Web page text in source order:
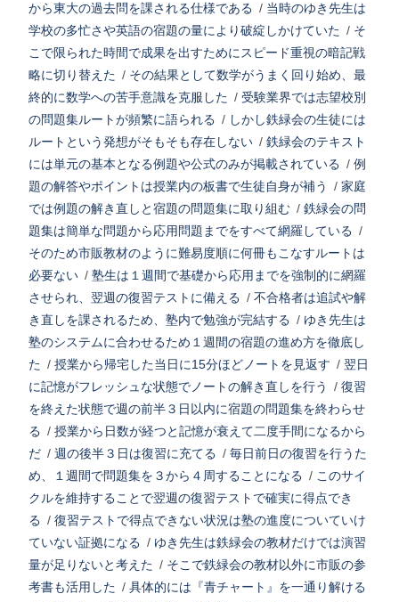
から東大の過去問を課される仕様である / 当時のゆき先生は
学校の多忙さや英語の宿題の量により破綻しかけていた / そ
こで限られた時間で成果を出すためにスピード重視の暗記戦
略に切り替えた / その結果として数学がうまく回り始め、最
終的に数学への苦手意識を克服した / 受験業界では志望校別
の問題集ルートが頻繁に語られる / しかし鉄緑会の生徒には
ルートという発想がそもそも存在しない / 鉄緑会のテキスト
には単元の基本となる例題や公式のみが掲載されている / 例
題の解答やポイントは授業内の板書で生徒自身が補う
/ 家庭
では例題の解き直しと宿題の問題集に取り組む / 鉄緑会の問
題集は簡単な問題から応用問題までをすべて網羅している /
そのため市販教材のように難易度順に何冊もこなすルートは
必要ない / 塾生は１週間で基礎から応用までを強制的に網羅
させられ、翌週の復習テストに備える / 不合格者は追試や解
き直しを課されるため、塾内で勉強が完結する / ゆき先生は
塾のシステムに合わせるため１週間の宿題の進め方を徹底し
た / 授業から帰宅した当日に15分ほどノートを見返す / 翌日
に記憶がフレッシュな状態でノートの解き直しを行う
/ 復習
を終えた状態で週の前半３日以内に宿題の問題集を終わらせ
る / 授業から日数が経つと記憶が衰えて二度手間になるから
だ / 週の後半３日は復習に充てる / 毎日前日の復習を行うた
め、１週間で問題集を３から４周することになる / このサイ
クルを維持することで翌週の復習テストで確実に得点でき
る / 復習テストで得点できない状況は塾の進度についていけ
ていない証拠になる / ゆき先生は鉄緑会の教材だけでは演習
量が足りないと考えた / そこで鉄緑会の教材以外に市販の参
考書も活用した / 具体的には『青チャート』を一通り解ける